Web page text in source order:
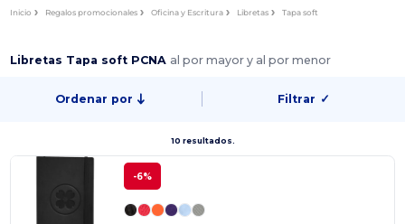
Inicio Regalos promocionales Oficina y Escritura Libretas Tapa soft
Libretas Tapa soft PCNA al por mayor y al por menor
Ordenar por Filtrar ✓
10 resultados.
-6%